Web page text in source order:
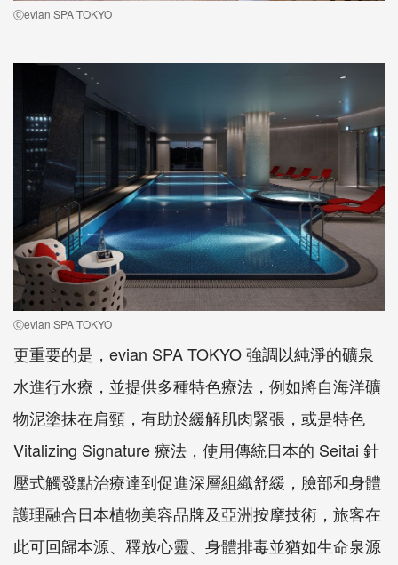
ⓒevian SPA TOKYO
ⓒevian SPA TOKYO
更重要的是，evian SPA TOKYO 強調以純淨的礦泉
水進行水療，並提供多種特色療法，例如將自海洋礦
物泥塗抹在肩頸，有助於緩解肌肉緊張，或是特色
Vitalizing Signature 療法，使用傳統日本的 Seitai 針
壓式觸發點治療達到促進深層組織舒緩，臉部和身體
護理融合日本植物美容品牌及亞洲按摩技術，旅客在
此可回歸本源、釋放心靈、身體排毒並猶如生命泉源